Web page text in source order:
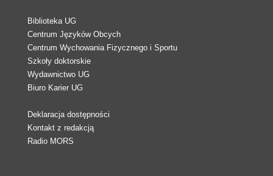
Biblioteka UG
Centrum Języków Obcych
Centrum Wychowania Fizycznego i Sportu
Szkoły doktorskie
Wydawnictwo UG
Biuro Karier UG
Deklaracja dostępności
Kontakt z redakcją
Radio MORS